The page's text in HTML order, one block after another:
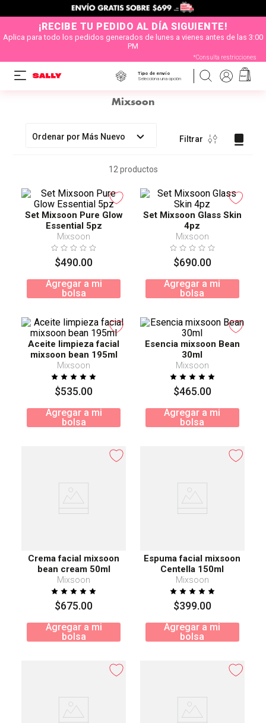
¡RECIBE TU PEDIDO AL DÍA SIGUIENTE!
Aplica para todo los pedidos generados de lunes a vienes antes de las 3:00
PM
*Consulta restricciones
Tipo de envío
Selecciona una opción
Mixsoon
Ordenar por Más Nuevo Filtrar
12productos
Set Mixsoon Pure Glow
Essential 5pz
Mixsoon
$490.00
Agregar a mi
bolsa
Set Mixsoon Glass Skin
4pz
Mixsoon
$690.00
Agregar a mi
bolsa
Aceite limpieza facial
mixsoon bean 195ml
Mixsoon
$535.00
Agregar a mi
bolsa
Esencia mixsoon Bean
30ml
Mixsoon
$465.00
Agregar a mi
bolsa
Crema facial mixsoon
bean cream 50ml
Mixsoon
$675.00
Agregar a mi
bolsa
Espuma facial mixsoon
Centella 150ml
Mixsoon
$399.00
Agregar a mi
bolsa